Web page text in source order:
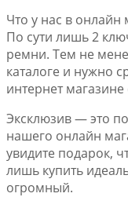
Что у нас в онлайн
По сути лишь 2
ремни. Тем не
каталоге и нужно
интернет
Эксклюзив — это
нашего онлайн
увидите подарок,
лишь купить
огромный.